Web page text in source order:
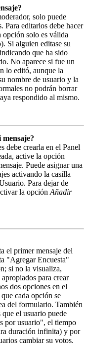
solo puede
Para editarlos debe hacer
opción solo es válida
Si alguien editase su
que ha sido
No aparece si fue un
lo editó, aunque la
nombre de usuario y la
no podrán borrar
respondido al mismo.
debe crearla en el Panel
active la opción
Puede asignar una
activando la casilla
Para dejar de
la opción Añadir
el primer mensaje del
"Agregar Encuesta"
si no la visualiza,
para crear
dos opciones en el
cada opción se
del formulario. También
el usuario puede
por usuario", el tiempo
duración infinita) y por
cambiar su votos.